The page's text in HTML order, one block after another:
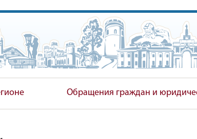
КОМИТЕТ
Обращения граждан и